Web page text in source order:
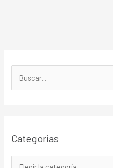
a
Categorias